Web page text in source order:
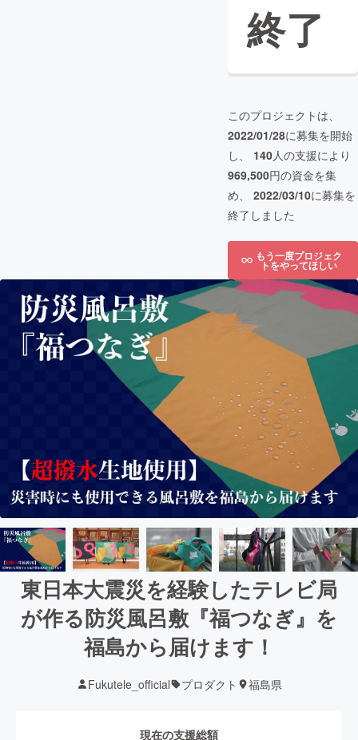
終了
このプロジェクトは、
2022/01/28に募集を開始
し、 140人の支援により
969,500円の資金を集
め、 2022/03/10に募集を
終了しました
もう一度プロジェク
トをやってほしい
東日本大震災を経験したテレビ局
が作る防災風呂敷『福つなぎ』を
福島から届けます！
Fukutele_official プロダクト 福島県
現在の支援総額